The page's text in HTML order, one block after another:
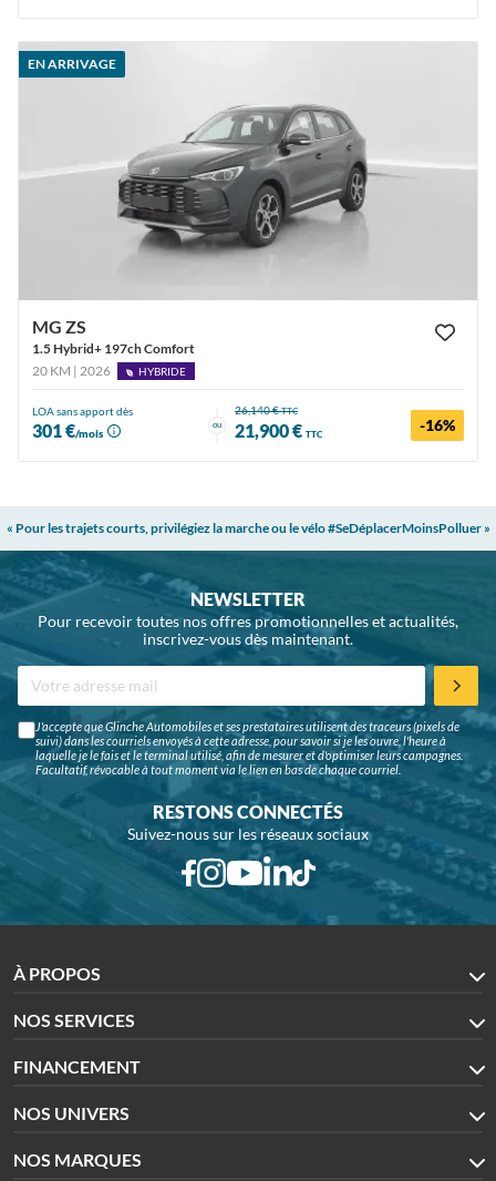
EN ARRIVAGE
MG ZS
1.5 Hybrid+ 197ch Comfort
20 KM | 2026
HYBRIDE
LOA sans apport dès
301 €/mois
ou
26,140 €TTC
21,900 € TTC -16%
« Pour les trajets courts, privilégiez la marche ou le vélo #SeDéplacerMoinsPolluer »
NEWSLETTER
Pour recevoir toutes nos offres promotionnelles et actualités,
inscrivez-vous dès maintenant.
J'accepte que Glinche Automobiles et ses prestataires utilisent des traceurs (pixels de
suivi) dans les courriels envoyés à cette adresse, pour savoir si je les ouvre, l'heure à
laquelle je le fais et le terminal utilisé, afin de mesurer et d'optimiser leurs campagnes.
Facultatif, révocable à tout moment via le lien en bas de chaque courriel.
RESTONS CONNECTÉS
Suivez-nous sur les réseaux sociaux
À PROPOS
NOS SERVICES
FINANCEMENT
NOS UNIVERS
NOS MARQUES